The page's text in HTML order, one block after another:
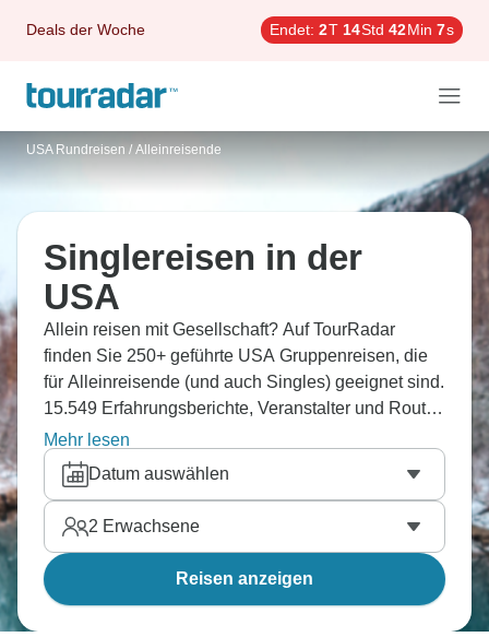
Deals der Woche Endet: 2T 14Std 42Min 5s
USA Rundreisen / Alleinreisende
Singlereisen in der
USA
Allein reisen mit Gesellschaft? Auf TourRadar
finden Sie 250+ geführte USA Gruppenreisen, die
für Alleinreisende (und auch Singles) geeignet sind.
15.549 Erfahrungsberichte, Veranstalter und Routen
vergleichen und die beste Rundreise flexibel
buchen.
Mehr lesen
Datum auswählen
2 Erwachsene
Reisen anzeigen